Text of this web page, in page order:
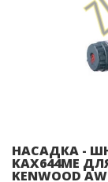
НАСАДКА -
KAX644ME
KENWOOD